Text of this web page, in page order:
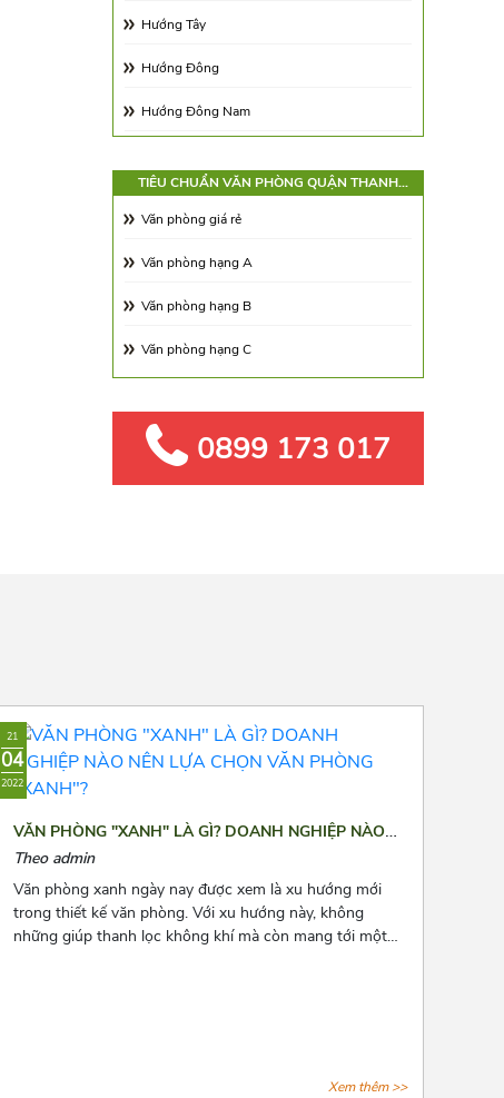
Hướng Tây
Hướng Đông
Hướng Đông Nam
Hướng Tây Bắc
TIÊU CHUẨN VĂN PHÒNG QUẬN THANH
Văn phòng giá rẻ
Văn phòng hạng A
Văn phòng hạng B
Văn phòng hạng C
0899 173 017
21
04
2022
VĂN PHÒNG "XANH" LÀ GÌ? DOANH NGHIỆP NÀO
NÊN LỰA CHỌN VĂN PHÒNG "XANH"?
Theo admin
Văn phòng xanh ngày nay được xem là xu hướng mới
trong thiết kế văn phòng. Với xu hướng này, không
những giúp thanh lọc không khí mà còn mang tới một
Xem thêm >>